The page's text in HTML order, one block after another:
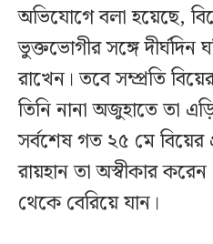
অভিযোগে বলা হয়েছে,
ভুক্তভোগীর সঙ্গে দীর্ঘদিন
রাখেন। তবে সম্প্রতি
তিনি নানা অজুহাতে তা
সর্বশেষ গত ২৫ মে বিয়ের
রায়হান তা অস্বীকার
থেকে বেরিয়ে যান।